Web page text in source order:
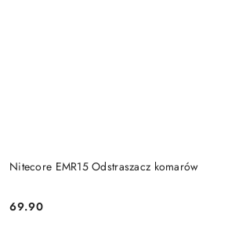
Nitecore EMR15 Odstraszacz komarów
Cena:
69.90